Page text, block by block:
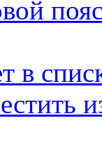
в